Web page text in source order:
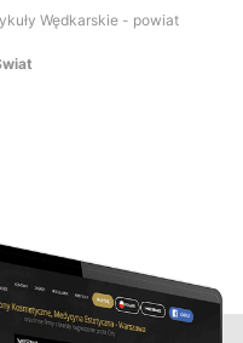
Wędkarskie - powiat